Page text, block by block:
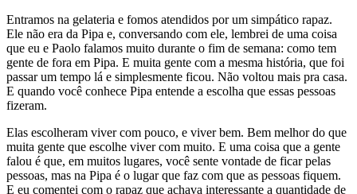
Entramos na gelateria e fomos atendidos por um simpático rapaz.
Ele não era da Pipa e, conversando com ele, lembrei de uma coisa
que eu e Paolo falamos muito durante o fim de semana: como tem
gente de fora em Pipa. E muita gente com a mesma história, que foi
passar um tempo lá e simplesmente ficou. Não voltou mais pra casa.
E quando você conhece Pipa entende a escolha que essas pessoas
fizeram.
Elas escolheram viver com pouco, e viver bem. Bem melhor do que
muita gente que escolhe viver com muito. E uma coisa que a gente
falou é que, em muitos lugares, você sente vontade de ficar pelas
pessoas, mas na Pipa é o lugar que faz com que as pessoas fiquem.
E eu comentei com o rapaz que achava interessante a quantidade de